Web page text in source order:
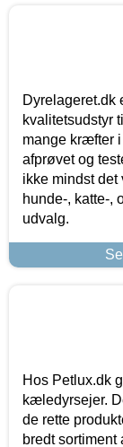
Dyrelageret.dk
kvalitetsudstyr
mange kræfter
afprøvet og
ikke mindst det
hunde-, katte-,
udvalg.
Hos Petlux.dk
kæledyrsejer.
de rette
bredt sortiment